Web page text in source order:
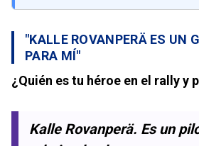
"KALLE ROVANPERÄ ES UN
PARA MÍ"
¿Quién es tu héroe en el rally y
Kalle Rovanperä. Es un